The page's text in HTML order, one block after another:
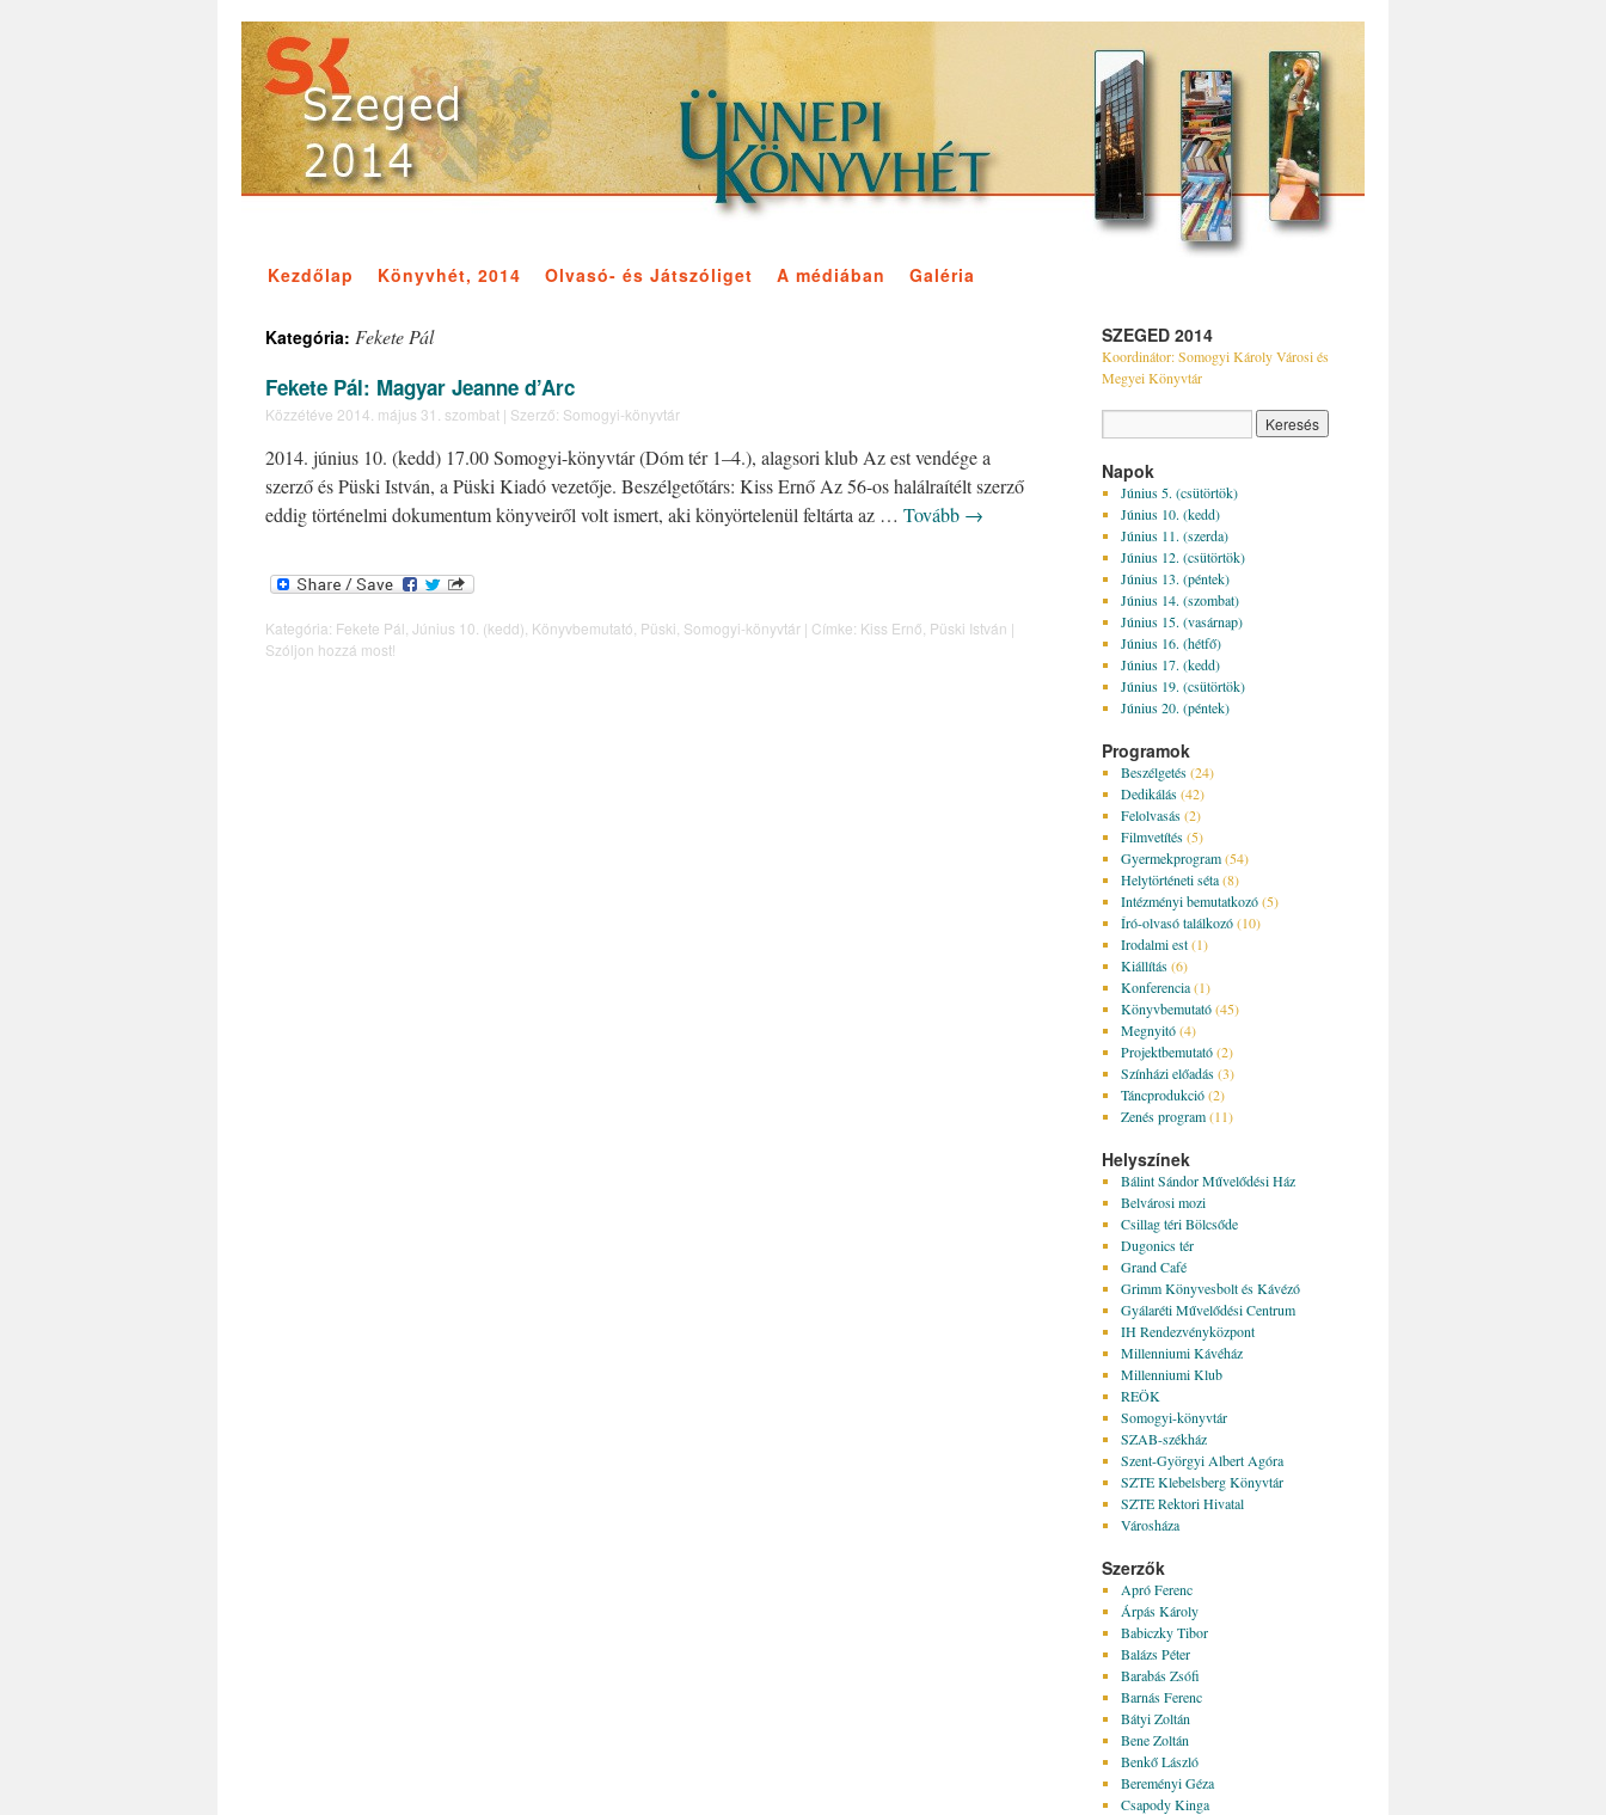
Kezdőlap Könyvhét, 2014 Olvasó- és Játszóliget A médiában Galéria
Kategória: Fekete Pál
Fekete Pál: Magyar Jeanne d’Arc
Közzétéve 2014. május 31. szombat | Szerző: Somogyi-könyvtár
2014. június 10. (kedd) 17.00 Somogyi-könyvtár (Dóm tér 1–4.), alagsori klub Az est vendége a
szerző és Püski István, a Püski Kiadó vezetője. Beszélgetőtárs: Kiss Ernő Az 56-os halálraítélt szerző
eddig történelmi dokumentum könyveiről volt ismert, aki könyörtelenül feltárta az … Tovább →
Kategória: Fekete Pál, Június 10. (kedd), Könyvbemutató, Püski, Somogyi-könyvtár | Címke: Kiss Ernő, Püski István |
Szóljon hozzá most!
SZEGED 2014
Koordinátor: Somogyi Károly Városi és
Megyei Könyvtár
Napok
Június 5. (csütörtök)
Június 10. (kedd)
Június 11. (szerda)
Június 12. (csütörtök)
Június 13. (péntek)
Június 14. (szombat)
Június 15. (vasárnap)
Június 16. (hétfő)
Június 17. (kedd)
Június 19. (csütörtök)
Június 20. (péntek)
Programok
Beszélgetés(24)
Dedikálás(42)
Felolvasás(2)
Filmvetítés(5)
Gyermekprogram(54)
Helytörténeti séta(8)
Intézményi bemutatkozó(5)
Író-olvasó találkozó(10)
Irodalmi est(1)
Kiállítás(6)
Konferencia(1)
Könyvbemutató(45)
Megnyitó(4)
Projektbemutató(2)
Színházi előadás(3)
Táncprodukció(2)
Zenés program(11)
Helyszínek
Bálint Sándor Művelődési Ház
Belvárosi mozi
Csillag téri Bölcsőde
Dugonics tér
Grand Café
Grimm Könyvesbolt és Kávézó
Gyálaréti Művelődési Centrum
IH Rendezvényközpont
Millenniumi Kávéház
Millenniumi Klub
REÖK
Somogyi-könyvtár
SZAB-székház
Szent-Györgyi Albert Agóra
SZTE Klebelsberg Könyvtár
SZTE Rektori Hivatal
Városháza
Szerzők
Apró Ferenc
Árpás Károly
Babiczky Tibor
Balázs Péter
Barabás Zsófi
Barnás Ferenc
Bátyi Zoltán
Bene Zoltán
Benkő László
Bereményi Géza
Csapody Kinga